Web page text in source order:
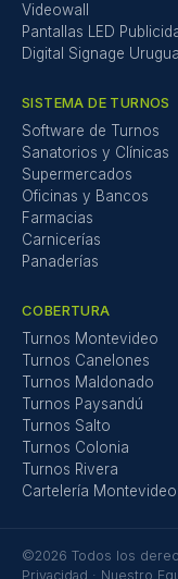
Videowall
Pantallas LED
Digital Signage
SISTEMA DE TURNOS
Software de Turnos
Sanatorios y Clínicas
Supermercados
Oficinas y Bancos
Farmacias
Carnicerías
Panaderías
COBERTURA
Turnos Montevideo
Turnos Canelones
Turnos Maldonado
Turnos Paysandú
Turnos Salto
Turnos Colonia
Turnos Rivera
Cartelería Montevideo
©2026 Todos los
Privacidad · Nuestro